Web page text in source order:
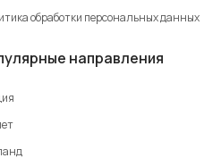
обработки персональных данных
направления